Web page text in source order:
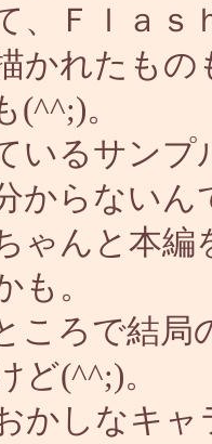
、Ｆｌａ
かれたも
。
いるサン
からないん
ゃんと本
も。
ころで結
ど(^^;)。
かしなキ